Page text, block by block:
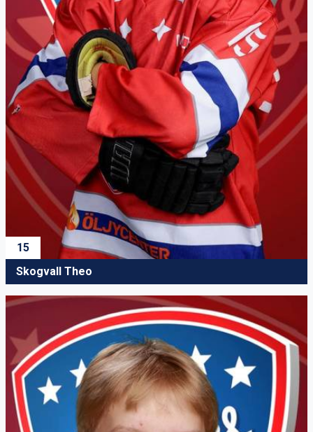
15
Skogvall Theo